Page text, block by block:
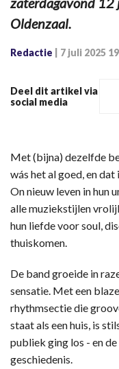
Oldenzaal.
Redactie 7 juli 2025
Deel dit artikel via
social media
Met (bijna) dezelfde
wás het al goed, en
On nieuw leven in hun
alle muziekstijlen
hun liefde voor soul,
thuiskomen.
De band groeide in
sensatie. Met een
rhythmsectie die
staat als een huis, is
publiek ging los - en
geschiedenis.